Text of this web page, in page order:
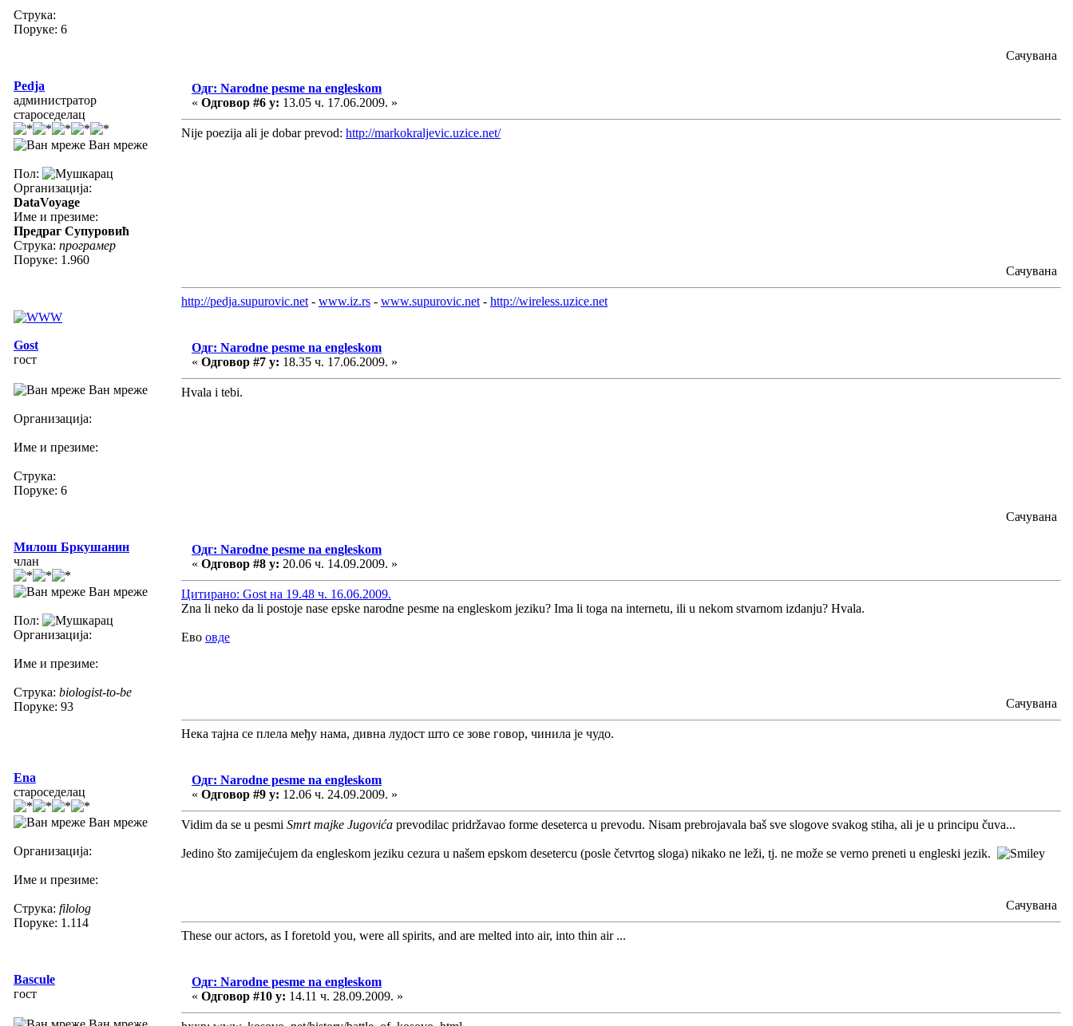
Струка:
Поруке: 6
Сачувана
Pedja
администратор
староседелац
Ван мреже
Пол:
Организација:
DataVoyage
Име и презиме:
Предраг Супуровић
Струка: програмер
Поруке: 1.960
Одг: Narodne pesme na engleskom
« Одговор #6 у: 13.05 ч. 17.06.2009. »
Nije poezija ali je dobar prevod: http://markokraljevic.uzice.net/
Сачувана
http://pedja.supurovic.net - www.iz.rs - www.supurovic.net - http://wireless.uzice.net
Gost
гост
Ван мреже
Организација:
Име и презиме:
Струка:
Поруке: 6
Одг: Narodne pesme na engleskom
« Одговор #7 у: 18.35 ч. 17.06.2009. »
Hvala i tebi.
Сачувана
Милош Бркушанин
члан
Ван мреже
Пол:
Организација:
Име и презиме:
Струка: biologist-to-be
Поруке: 93
Одг: Narodne pesme na engleskom
« Одговор #8 у: 20.06 ч. 14.09.2009. »
Цитирано: Gost на 19.48 ч. 16.06.2009.
Zna li neko da li postoje nase epske narodne pesme na engleskom jeziku? Ima li toga na internetu, ili u nekom stvarnom izdanju? Hvala.
Ево овде
Сачувана
Нека тајна се плела међу нама, дивна лудост што се зове говор, чинила је чудо.
Ena
староседелац
Ван мреже
Организација:
Име и презиме:
Струка: filolog
Поруке: 1.114
Одг: Narodne pesme na engleskom
« Одговор #9 у: 12.06 ч. 24.09.2009. »
Vidim da se u pesmi Smrt majke Jugovića prevodilac pridržavao forme deseterca u prevodu. Nisam prebrojavala baš sve slogove svakog stiha, ali je u principu čuva...
Jedino što zamijećujem da engleskom jeziku cezura u našem epskom desetercu (posle četvrtog sloga) nikako ne leži, tj. ne može se verno preneti u engleski jezik.
Сачувана
These our actors, as I foretold you, were all spirits, and are melted into air, into thin air ...
Bascule
гост
Одг: Narodne pesme na engleskom
« Одговор #10 у: 14.11 ч. 28.09.2009. »